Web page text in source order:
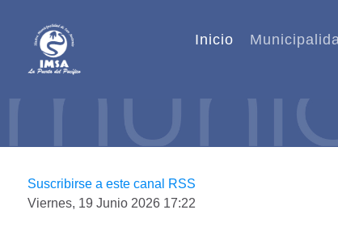
Inicio
Suscribirse a este canal RSS
Viernes, 19 Junio 2026 17:22